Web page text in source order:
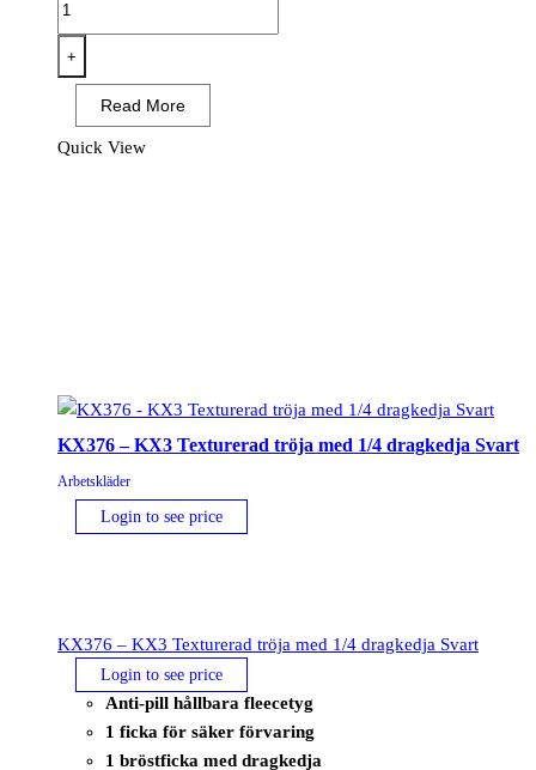
WX3
Hölsterbyxa
smal
+
Read More
Quick View
KX376 – KX3 Texturerad tröja med 1/4 dragkedja Svart
Arbetskläder
Login to see price
KX376 – KX3 Texturerad tröja med 1/4 dragkedja Svart
Login to see price
Anti-pill hållbara fleecetyg
1 ficka för säker förvaring
1 bröstficka med dragkedja